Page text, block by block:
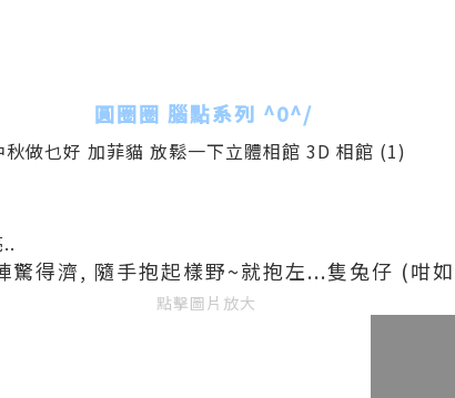
圓圈圈 腦點系列 ^0^/
驚得濟, 隨手抱起樣野~就抱左...隻兔仔 (咁
點擊圖片放大